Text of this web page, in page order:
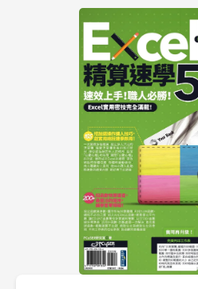
【公告】因 Readmoo 讀
停部分閱讀服務